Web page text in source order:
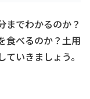
までわかるのか？
食べるのか？土用
いきましょう。